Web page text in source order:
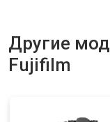
Другие
Fujifilm